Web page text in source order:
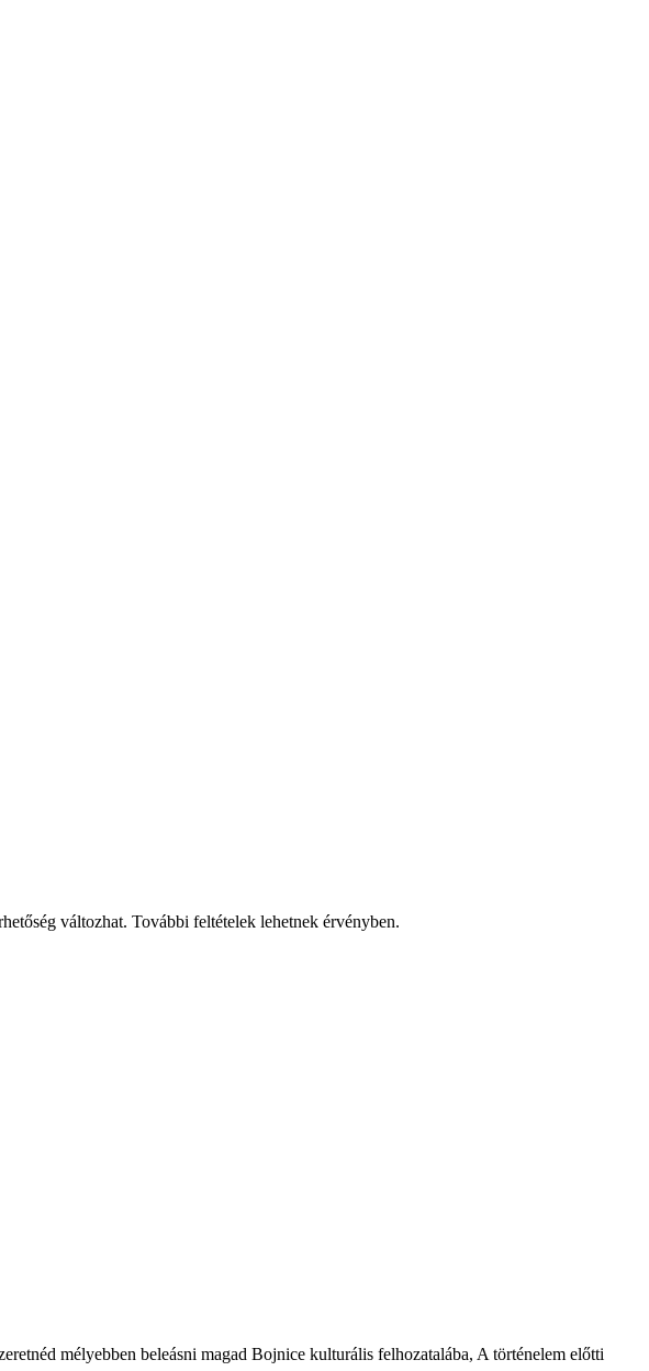
változhat. További feltételek lehetnek érvényben.
mélyebben beleásni magad Bojnice kulturális felhozatalába, A történelem előtti